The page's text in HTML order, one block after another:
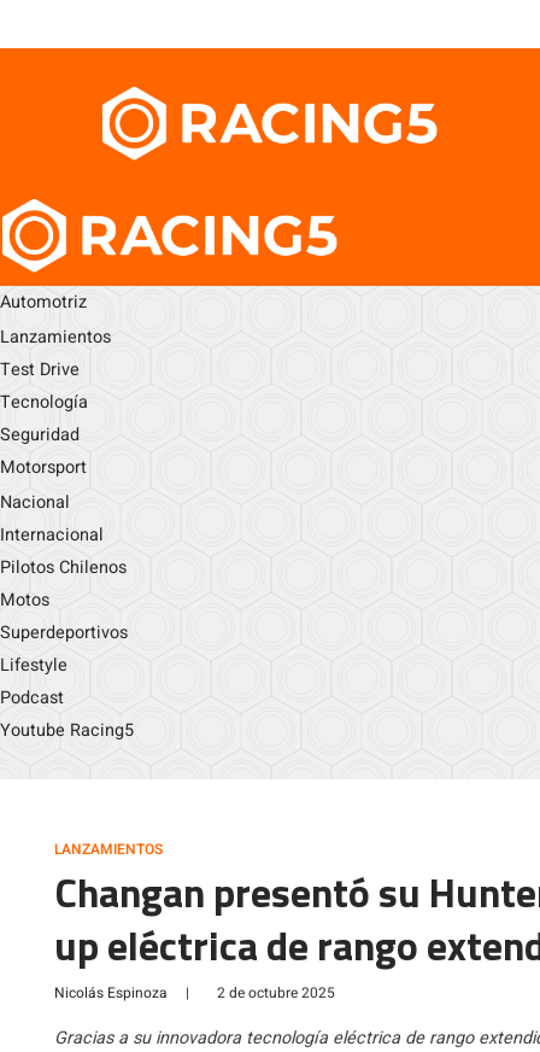
Automotriz
Lanzamientos
Test Drive
Tecnología
Seguridad
Motorsport
Nacional
Internacional
Pilotos Chilenos
Motos
Superdeportivos
Lifestyle
Podcast
Youtube Racing5
LANZAMIENTOS
Changan presentó su
up eléctrica de rango
Nicolás Espinoza | 2 de octubre 2025
Gracias a su innovadora tecnología eléctrica de rango